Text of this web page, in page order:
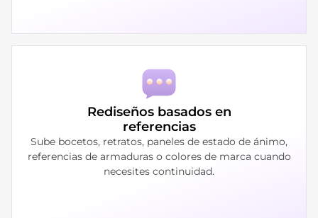
Rediseños basados en
referencias
Sube bocetos, retratos, paneles de estado de ánimo,
referencias de armaduras o colores de marca cuando
necesites continuidad.